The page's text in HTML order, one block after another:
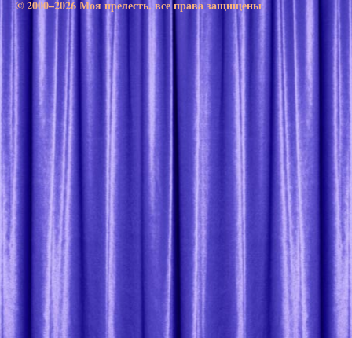
© 2000–2026 Моя прелесть. все права защищены